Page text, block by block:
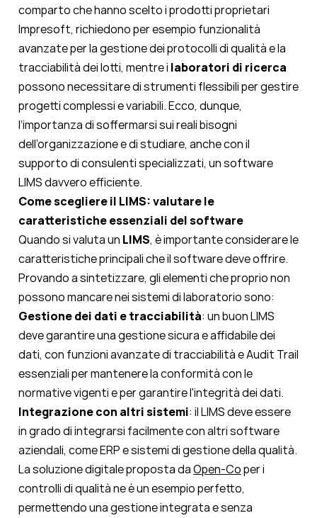
comparto che hanno scelto i prodotti proprietari
Impresoft, richiedono per esempio funzionalità
avanzate per la gestione dei protocolli di qualità e la
tracciabilità dei lotti, mentre i laboratori di ricerca
possono necessitare di strumenti flessibili per gestire
progetti complessi e variabili. Ecco, dunque,
l’importanza di soffermarsi sui reali bisogni
dell’organizzazione e di studiare, anche con il
supporto di consulenti specializzati, un software
LIMS davvero efficiente.
Come scegliere il LIMS: valutare le
caratteristiche essenziali del software
Quando si valuta un LIMS, è importante considerare le
caratteristiche principali che il software deve offrire.
Provando a sintetizzare, gli elementi che proprio non
possono mancare nei sistemi di laboratorio sono:
Gestione dei dati e tracciabilità: un buon LIMS
deve garantire una gestione sicura e affidabile dei
dati, con funzioni avanzate di tracciabilità e Audit Trail
essenziali per mantenere la conformità con le
normative vigenti e per garantire l'integrità dei dati.
Integrazione con altri sistemi: il LIMS deve essere
in grado di integrarsi facilmente con altri software
aziendali, come ERP e sistemi di gestione della qualità.
La soluzione digitale proposta daOpen-Coper i
controlli di qualità ne è un esempio perfetto,
permettendo una gestione integrata e senza